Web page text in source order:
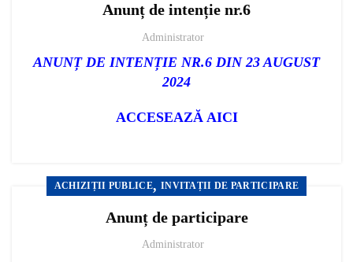
Anunț de intenție nr.6
Administrator
ANUNȚ DE INTENȚIE NR.6 DIN 23 AUGUST
2024
ACCESEAZĂ AICI
ACHIZIȚII PUBLICE, INVITAȚII DE PARTICIPARE
Anunț de participare
Administrator